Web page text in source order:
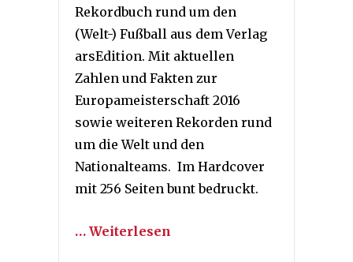
Rekordbuch rund um den
(Welt-) Fußball aus dem Verlag
arsEdition. Mit aktuellen
Zahlen und Fakten zur
Europameisterschaft 2016
sowie weiteren Rekorden rund
um die Welt und den
Nationalteams. Im Hardcover
mit 256 Seiten bunt bedruckt.
… Weiterlesen